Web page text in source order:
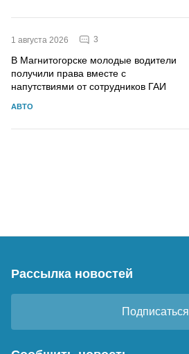
1 августа 2026 3
В Магнитогорске молодые водители
получили права вместе с
напутствиями от сотрудников ГАИ
АВТО
Рассылка новостей
Подписаться